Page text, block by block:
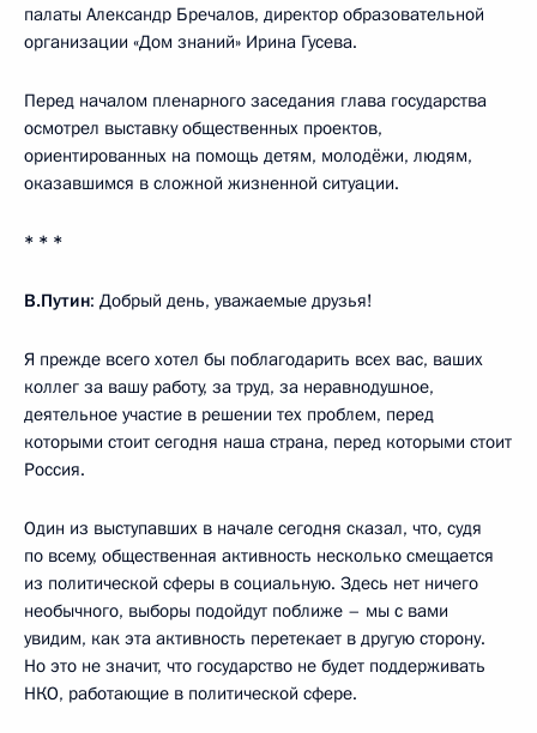
палаты Александр Бречалов, директор образовательной
организации «Дом знаний» Ирина Гусева.
Перед началом пленарного заседания глава государства
осмотрел выставку общественных проектов,
ориентированных на помощь детям, молодёжи, людям,
оказавшимся в сложной жизненной ситуации.
* * *
В.Путин: Добрый день, уважаемые друзья!
Я прежде всего хотел бы поблагодарить всех вас, ваших
коллег за вашу работу, за труд, за неравнодушное,
деятельное участие в решении тех проблем, перед
которыми стоит сегодня наша страна, перед которыми стоит
Россия.
Один из выступавших в начале сегодня сказал, что, судя
по всему, общественная активность несколько смещается
из политической сферы в социальную. Здесь нет ничего
необычного, выборы подойдут поближе – мы с вами
увидим, как эта активность перетекает в другую сторону.
Но это не значит, что государство не будет поддерживать
НКО, работающие в политической сфере.